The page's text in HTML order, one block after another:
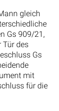
gleich
Gs 909/21,
Tür des
Gs
mit
für die